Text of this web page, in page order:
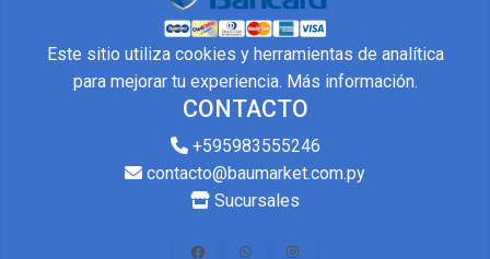
CONTACTO
+595983555246
contacto@baumarket.com.py
Sucursales
Este sitio utiliza cookies y herramientas de analítica
para mejorar tu experiencia. Más información.